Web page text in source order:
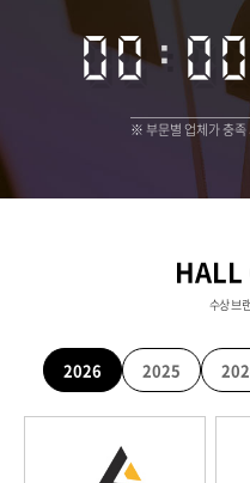
00
00:00
00
※ 부문별 업체가 충족
HALL
수상 브
2026 2025